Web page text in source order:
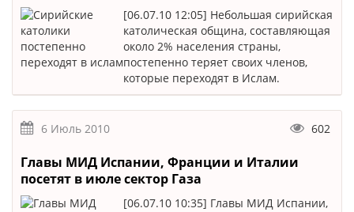
[06.07.10 12:05] Небольшая сирийская
католическая община, составляющая
около 2% населения страны,
постепенно теряет своих членов,
которые переходят в Ислам.
6 Июль 2010 602
Главы МИД Испании, Франции и Италии
посетят в июле сектор Газа
[06.07.10 10:35] Главы МИД Испании,